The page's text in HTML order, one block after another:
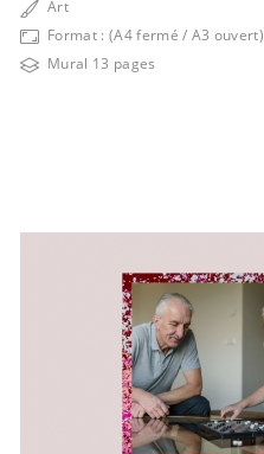
Art
Format : (A4 fermé / A3 ouvert)
Mural 13 pages